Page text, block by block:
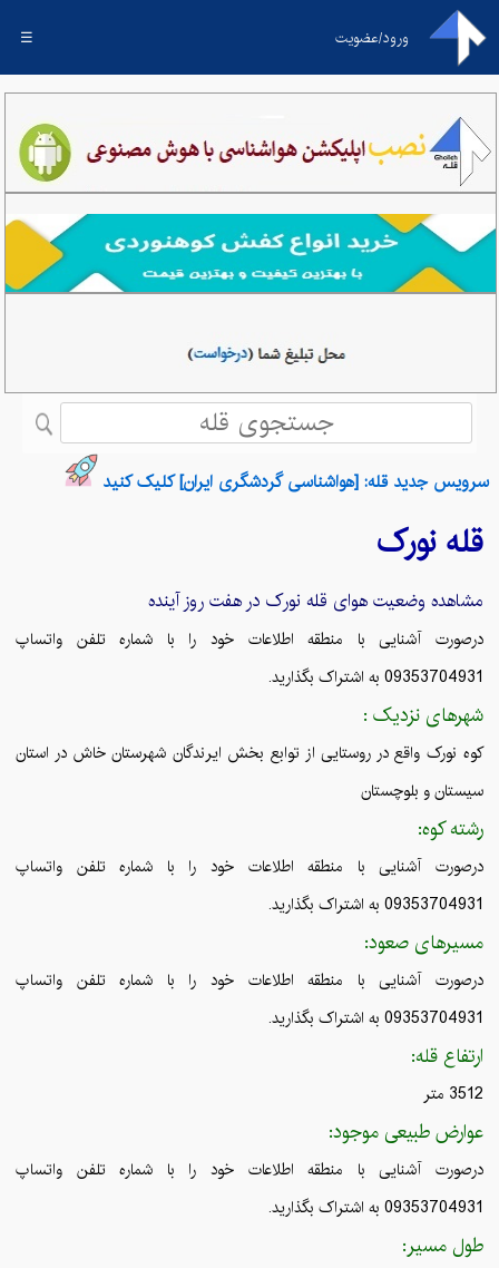
ورود/عضویت ☰
سرویس جدید قله: [هواشناسی گردشگری ایران] کلیک کنید
قلهنورک
مشاهده وضعیت هوای قله نورک در هفت روز آینده
درصورت آشنایی با منطقه اطلاعات خود را با شماره تلفن واتساپ
09353704931 به اشتراک بگذارید.
شهرهای نزدیک :
کوه نورک واقع در روستایی از توابع بخش ایرندگان شهرستان خاش در استان
سیستان و بلوچستان
رشته کوه:
درصورت آشنایی با منطقه اطلاعات خود را با شماره تلفن واتساپ
09353704931 به اشتراک بگذارید.
مسیرهای صعود:
درصورت آشنایی با منطقه اطلاعات خود را با شماره تلفن واتساپ
09353704931 به اشتراک بگذارید.
ارتفاع قله:
3512 متر
عوارض طبیعی موجود:
درصورت آشنایی با منطقه اطلاعات خود را با شماره تلفن واتساپ
09353704931 به اشتراک بگذارید.
طول مسیر: